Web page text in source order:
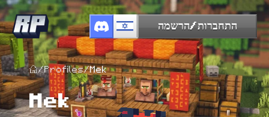
התחברות/הרשמה
/Profiles/Mek
Mek